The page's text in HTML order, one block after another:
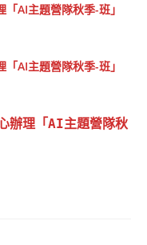
AI主題營隊秋季-班」
AI主題營隊秋季-班」
辦理「AI主題營隊秋